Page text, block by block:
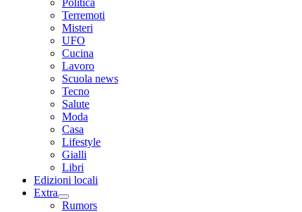
Politica
Terremoti
Misteri
UFO
Cucina
Lavoro
Scuola news
Tecno
Salute
Moda
Casa
Lifestyle
Gialli
Libri
Edizioni locali
Extra
Rumors